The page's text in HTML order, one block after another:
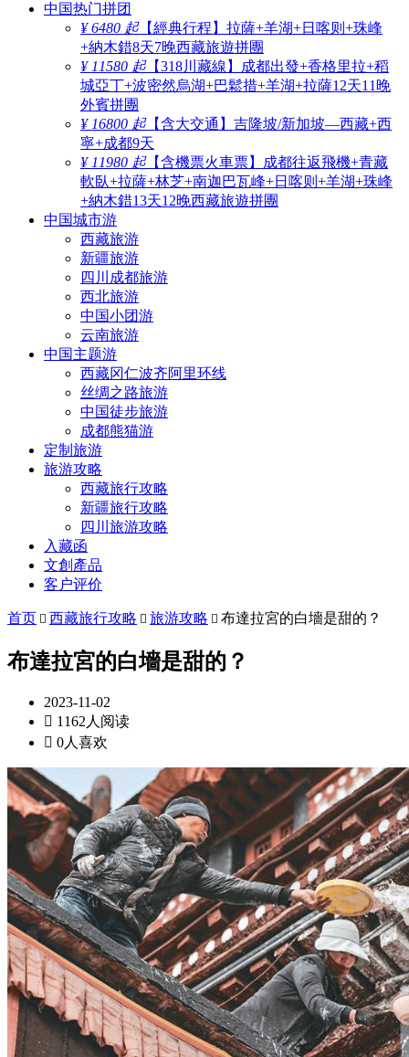
中国热门拼团
¥ 6480 起【經典行程】拉薩+羊湖+日喀则+珠峰
+納木錯8天7晚西藏旅遊拼團
¥ 11580 起【318川藏線】成都出發+香格里拉+稻
城亞丁+波密然烏湖+巴鬆措+羊湖+拉薩12天11晚
外賓拼團
¥ 16800 起【含大交通】吉隆坡/新加坡—西藏+西
寧+成都9天
¥ 11980 起【含機票火車票】成都往返飛機+青藏
軟臥+拉薩+林芝+南迦巴瓦峰+日喀则+羊湖+珠峰
+納木錯13天12晚西藏旅遊拼團
中国城市游
西藏旅游
新疆旅游
四川成都旅游
西北旅游
中国小团游
云南旅游
中国主题游
西藏冈仁波齐阿里环线
丝绸之路旅游
中国徒步旅游
成都熊猫游
定制旅游
旅游攻略
西藏旅行攻略
新疆旅行攻略
四川旅游攻略
入藏函
文創產品
客户评价
首页  西藏旅行攻略  旅游攻略  布達拉宮的白墻是甜的？
布達拉宮的白墻是甜的？
2023-11-02
 1162人阅读
 0人喜欢